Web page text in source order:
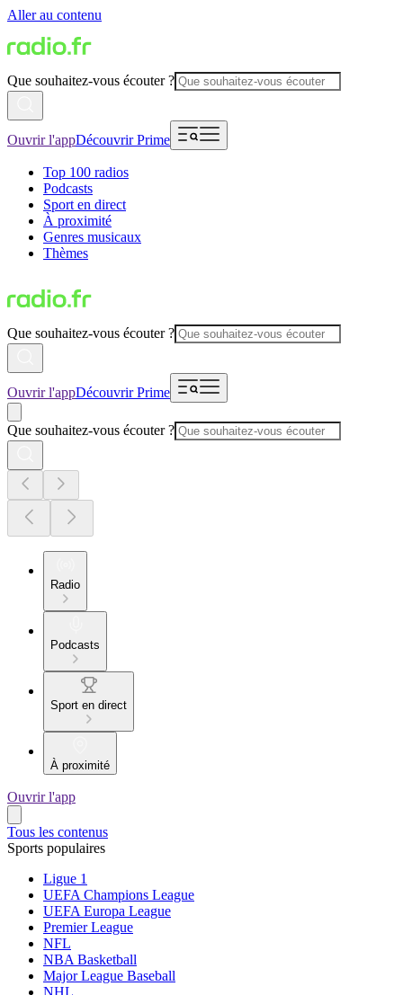
Aller au contenu
Que souhaitez-vous écouter ?
Ouvrir l'appDécouvrir Prime
Top 100 radios
Podcasts
Sport en direct
À proximité
Genres musicaux
Thèmes
Que souhaitez-vous écouter ?
Ouvrir l'appDécouvrir Prime
Que souhaitez-vous écouter ?
Radio
Podcasts
Sport en direct
À proximité
Ouvrir l'app
Tous les contenus
Sports populaires
Ligue 1
UEFA Champions League
UEFA Europa League
Premier League
NFL
NBA Basketball
Major League Baseball
NHL